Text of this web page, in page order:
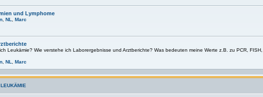
und Lymphome
NL Marc
Leukämie? Wie verstehe ich Laborergebnisse und Arztberichte? Was bedeuten meine Werte z.B. zu PCR, FISH,
NL Marc